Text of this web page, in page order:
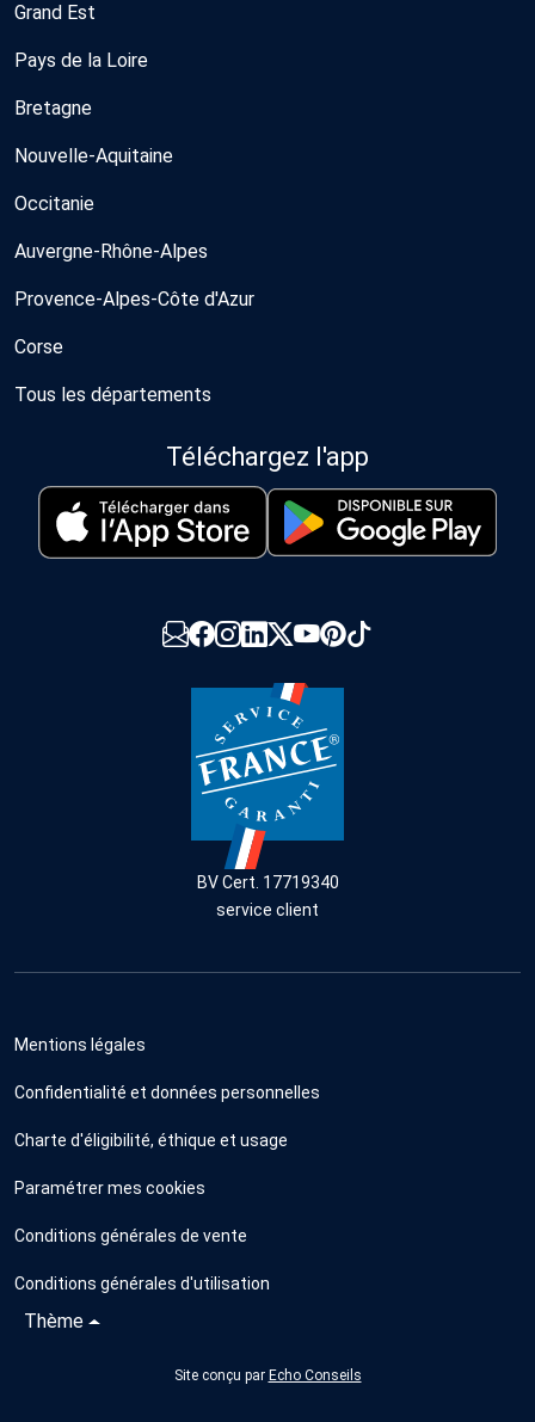
Grand Est
Pays de la Loire
Bretagne
Nouvelle-Aquitaine
Occitanie
Auvergne-Rhône-Alpes
Provence-Alpes-Côte d'Azur
Corse
Tous les départements
Téléchargez l'app
BV Cert. 17719340
service client
Mentions légales
Confidentialité et données personnelles
Charte d'éligibilité, éthique et usage
Paramétrer mes cookies
Conditions générales de vente
Conditions générales d'utilisation
Thème
Site conçu par Echo Conseils